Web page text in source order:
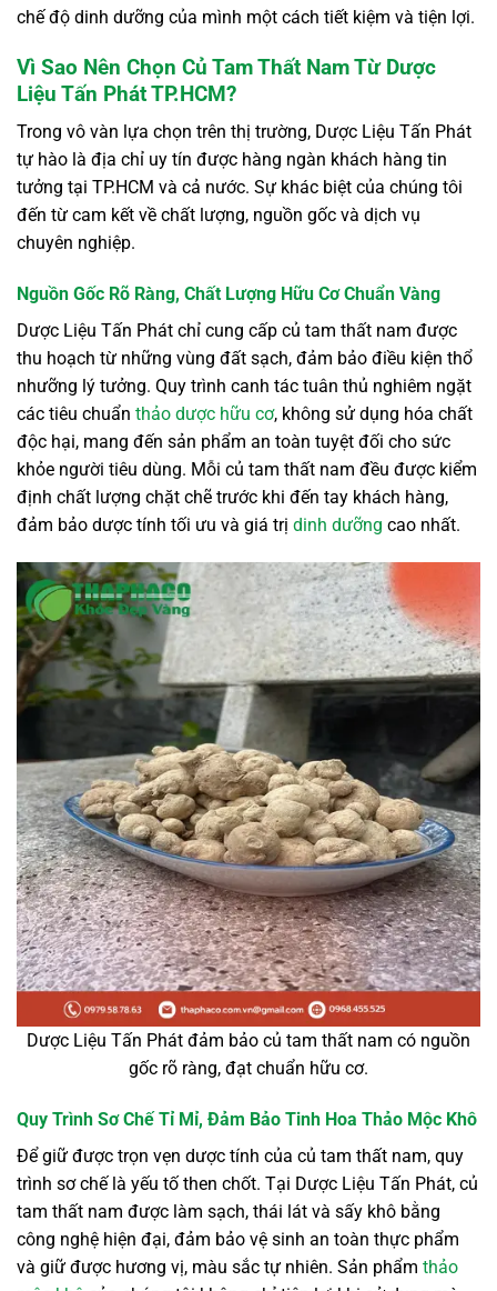
chế độ dinh dưỡng của mình một cách tiết kiệm và tiện lợi.
Vì Sao Nên Chọn Củ Tam Thất Nam Từ Dược
Liệu Tấn Phát TP.HCM?
Trong vô vàn lựa chọn trên thị trường, Dược Liệu Tấn Phát
tự hào là địa chỉ uy tín được hàng ngàn khách hàng tin
tưởng tại TP.HCM và cả nước. Sự khác biệt của chúng tôi
đến từ cam kết về chất lượng, nguồn gốc và dịch vụ
chuyên nghiệp.
Nguồn Gốc Rõ Ràng, Chất Lượng Hữu Cơ Chuẩn Vàng
Dược Liệu Tấn Phát chỉ cung cấp củ tam thất nam được
thu hoạch từ những vùng đất sạch, đảm bảo điều kiện thổ
nhưỡng lý tưởng. Quy trình canh tác tuân thủ nghiêm ngặt
các tiêu chuẩn thảo dược hữu cơ, không sử dụng hóa chất
độc hại, mang đến sản phẩm an toàn tuyệt đối cho sức
khỏe người tiêu dùng. Mỗi củ tam thất nam đều được kiểm
định chất lượng chặt chẽ trước khi đến tay khách hàng,
đảm bảo dược tính tối ưu và giá trị dinh dưỡng cao nhất.
Dược Liệu Tấn Phát đảm bảo củ tam thất nam có nguồn
gốc rõ ràng, đạt chuẩn hữu cơ.
Quy Trình Sơ Chế Tỉ Mỉ, Đảm Bảo Tinh Hoa Thảo Mộc Khô
Để giữ được trọn vẹn dược tính của củ tam thất nam, quy
trình sơ chế là yếu tố then chốt. Tại Dược Liệu Tấn Phát, củ
tam thất nam được làm sạch, thái lát và sấy khô bằng
công nghệ hiện đại, đảm bảo vệ sinh an toàn thực phẩm
và giữ được hương vị, màu sắc tự nhiên. Sản phẩm thảo